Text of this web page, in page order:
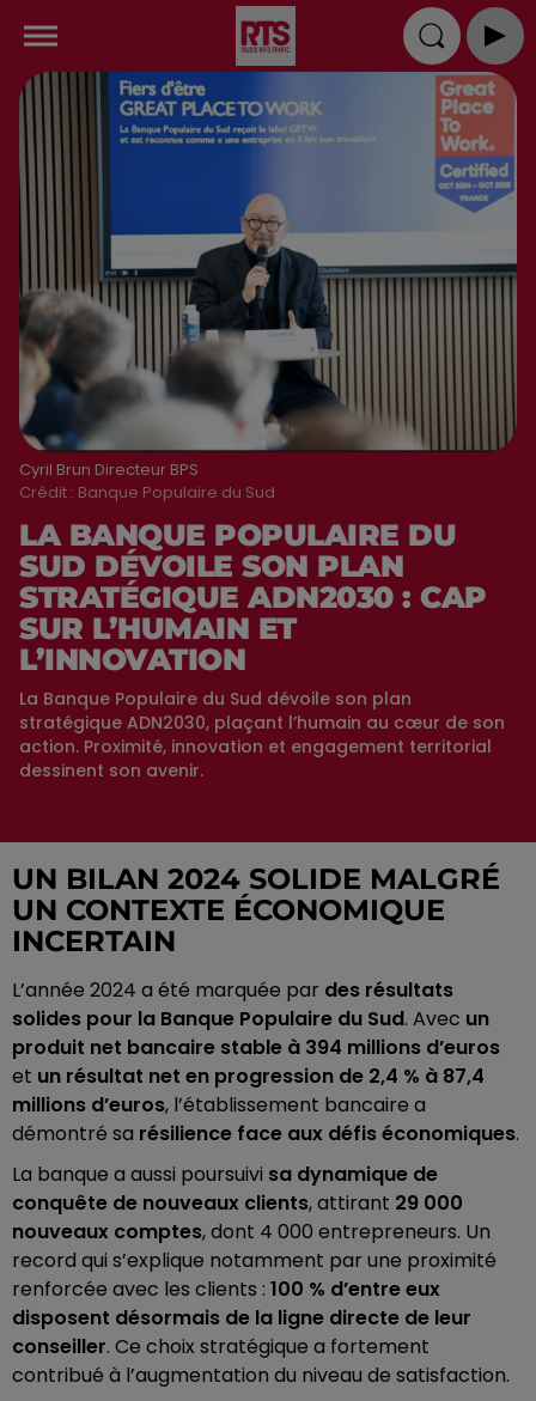
Cyril Brun Directeur BPS
Crédit : Banque Populaire du Sud
LA BANQUE POPULAIRE DU
SUD DÉVOILE SON PLAN
STRATÉGIQUE ADN2030 : CAP
SUR L’HUMAIN ET
L’INNOVATION
La Banque Populaire du Sud dévoile son plan
stratégique ADN2030, plaçant l’humain au cœur de son
action. Proximité, innovation et engagement territorial
dessinent son avenir.
UN BILAN 2024 SOLIDE MALGRÉ
UN CONTEXTE ÉCONOMIQUE
INCERTAIN
L’année 2024 a été marquée par des résultats
solides pour la Banque Populaire du Sud. Avec un
produit net bancaire stable à 394 millions d’euros
et un résultat net en progression de 2,4 % à 87,4
millions d’euros, l’établissement bancaire a
démontré sa résilience face aux défis économiques.
La banque a aussi poursuivi sa dynamique de
conquête de nouveaux clients, attirant 29 000
nouveaux comptes, dont 4 000 entrepreneurs. Un
record qui s’explique notamment par une proximité
renforcée avec les clients : 100 % d’entre eux
disposent désormais de la ligne directe de leur
conseiller. Ce choix stratégique a fortement
contribué à l’augmentation du niveau de satisfaction.